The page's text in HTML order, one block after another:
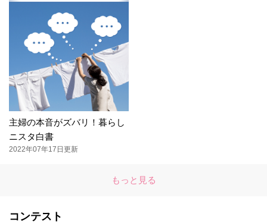
主婦の本音がズバリ！暮らし
ニスタ白書
2022年07年17日更新
もっと見る
コンテスト